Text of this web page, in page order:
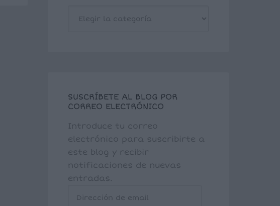
SUSCRÍBETE AL BLOG POR
CORREO ELECTRÓNICO
Introduce tu correo
electrónico para suscribirte a
este blog y recibir
notificaciones de nuevas
entradas.